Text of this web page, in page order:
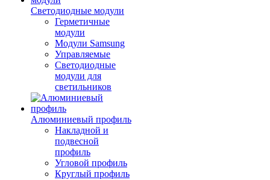
Светодиодные модули
Герметичные
модули
Модули Samsung
Управляемые
Светодиодные
модули для
светильников
Алюминиевый профиль
Накладной и
подвесной
профиль
Угловой профиль
Круглый профиль